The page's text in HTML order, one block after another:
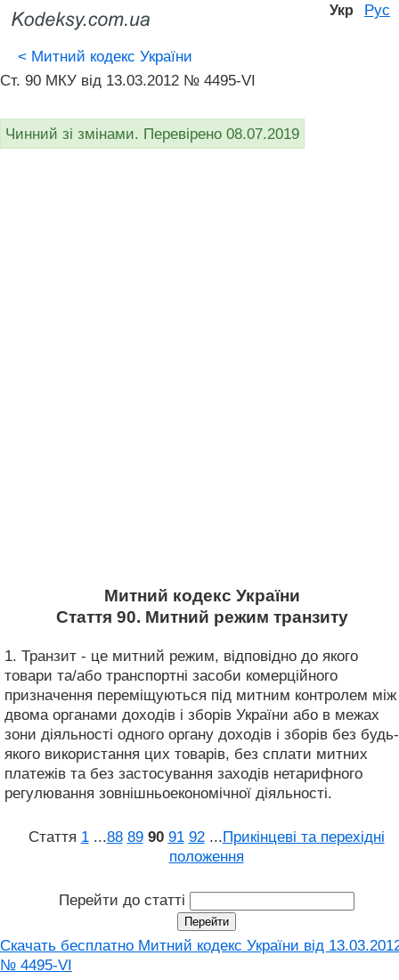
Укр Рус
< Митний кодекс України
Ст. 90 МКУ від 13.03.2012 № 4495-VI
Чинний зі змінами. Перевірено 08.07.2019
Митний кодекс України
Стаття 90. Митний режим транзиту
1. Транзит - це митний режим, відповідно до якого
товари та/або транспортні засоби комерційного
призначення переміщуються під митним контролем між
двома органами доходів і зборів України або в межах
зони діяльності одного органу доходів і зборів без будь-
якого використання цих товарів, без сплати митних
платежів та без застосування заходів нетарифного
регулювання зовнішньоекономічної діяльності.
Стаття 1 ...88 89 90 91 92 ...Прикінцеві та перехідні
положення
Перейти до статті
Скачать бесплатно Митний кодекс України від
№ 4495-VI